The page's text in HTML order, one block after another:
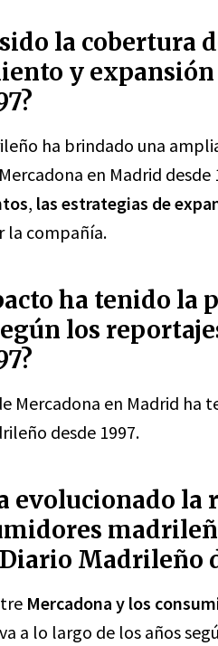
sido la cobertura
y
ha brindado una
en Madrid desde
, las estrategias de
la compañía.
ha tenido la
los
Mercadona en Madrid ha
desde 1997.
evolucionado
Madrileño
Mercadona y los
a lo largo de los años